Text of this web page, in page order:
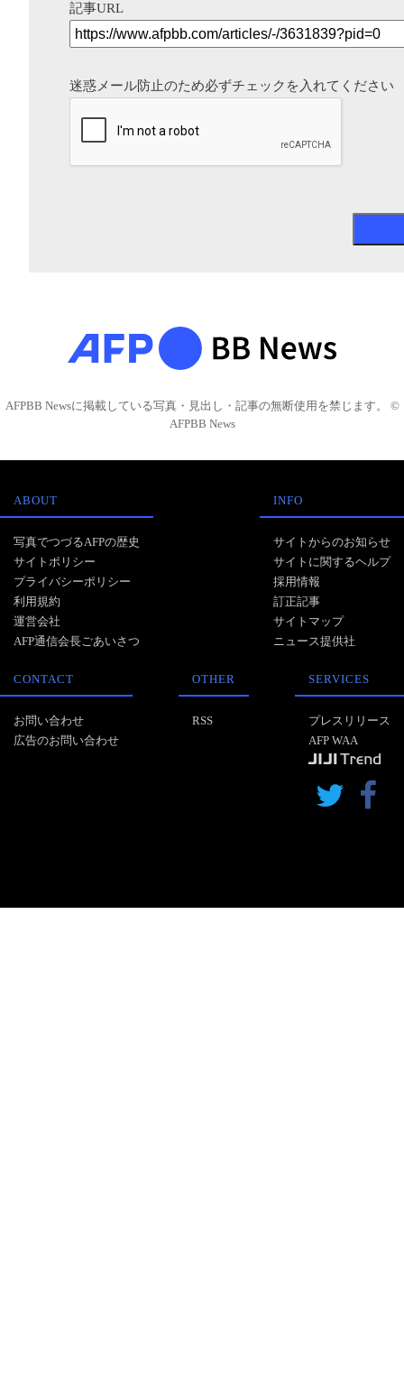
記事URL
迷惑メール防止のため必ずチェックを入れてください
AFPBB Newsに掲載している写真・見出し・記事の無断使用を禁じます。 ©
AFPBB News
ABOUT
写真でつづるAFPの歴史
サイトポリシー
プライバシーポリシー
利用規約
運営会社
AFP通信会長ごあいさつ
INFO
サイトからのお知らせ
サイトに関するヘルプ
採用情報
訂正記事
サイトマップ
ニュース提供社
CONTACT
お問い合わせ
広告のお問い合わせ
OTHER
RSS
SERVICES
プレスリリース
AFP WAA